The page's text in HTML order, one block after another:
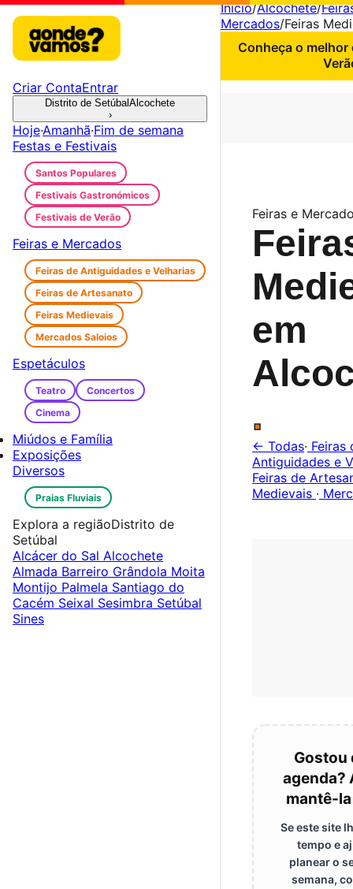
Início/Alcochete/
Mercados/Feiras
Conheça o melhor
Feiras e
em
.
← Todas· Feiras
Antiguidades e
Feiras de
Medievais ·
Gostou
agenda?
mantê-
Se este site
tempo e
planear o
semana,
Criar ContaEntrar
Distrito de SetúbalAlcochete
›
Hoje·Amanhã·Fim de semana
Festas e Festivais
Santos Populares
Festivais Gastronómicos
Festivais de Verão
Feiras e Mercados
Feiras de Antiguidades e Velharias
Feiras de Artesanato
Feiras Medievais
Mercados Saloios
Espetáculos
Teatro
Concertos
Cinema
Miúdos e Família
Exposições
Diversos
Praias Fluviais
Explora a regiãoDistrito de
Setúbal
Alcácer do Sal Alcochete
Almada Barreiro Grândola Moita
Montijo Palmela Santiago do
Cacém Seixal Sesimbra Setúbal
Sines